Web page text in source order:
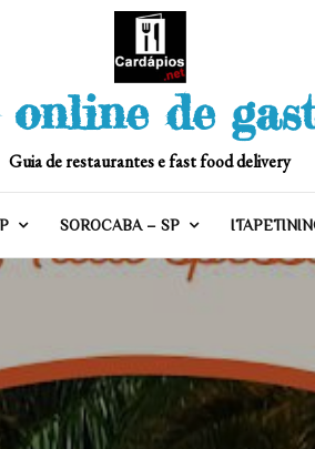
online de
Guia de restaurantes e fast food delivery
SOROCABA – SP